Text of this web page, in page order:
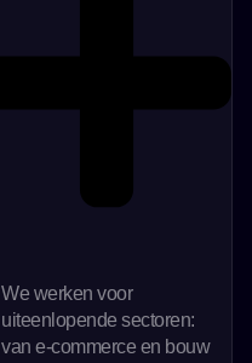
We werken voor
uiteenlopende sectoren:
van e-commerce en bouw